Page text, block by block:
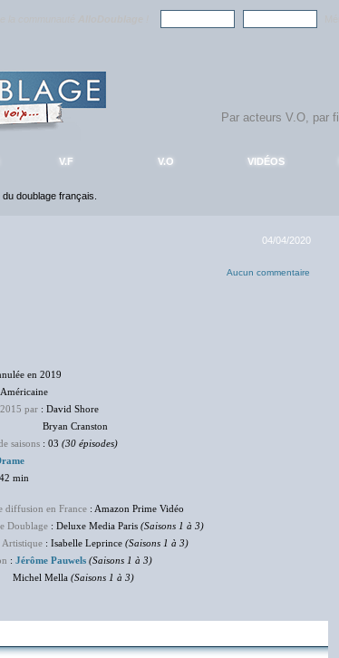
V.F V.O VIDÉOS
du doublage français.
04/04/2020
Aucun commentaire
en 2019
Américaine
par : David Shore
Cranston
saisons : 03 (30 épisodes)
min
diffusion en France : Amazon Prime Vidéo
Doublage : Deluxe Media Paris (Saisons 1 à 3)
: Isabelle Leprince (Saisons 1 à 3)
: Jérôme Pauwels (Saisons 1 à 3)
Mella (Saisons 1 à 3)